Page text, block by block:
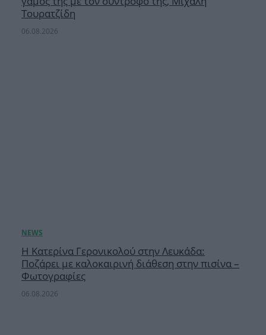
Τουρατζίδη
06.08.2026
Η Κατερίνα Γερονικολού στην Λευκάδα:
Ποζάρει με καλοκαιρινή διάθεση στην πισίνα –
Φωτογραφίες
06.08.2026